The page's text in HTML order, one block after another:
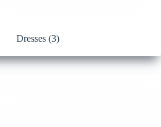
Dresses (3)